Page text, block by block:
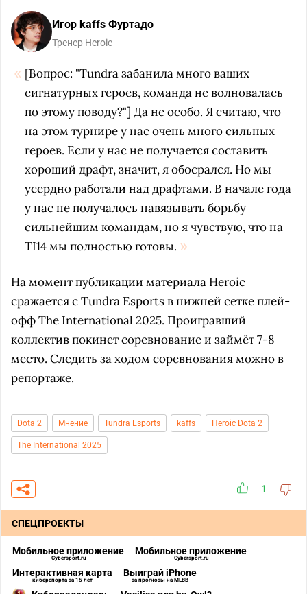
Игор kaffs Фуртадо
Тренер Heroic
[Вопрос: "Tundra забанила много ваших
сигнатурных героев, команда не волновалась
по этому поводу?"] Да не особо. Я считаю, что
на этом турнире у нас очень много сильных
героев. Если у нас не получается составить
хороший драфт, значит, я обосрался. Но мы
усердно работали над драфтами. В начале года
у нас не получалось навязывать борьбу
сильнейшим командам, но я чувствую, что на
TI14 мы полностью готовы.
На момент публикации материала Heroic
сражается с Tundra Esports в нижней сетке плей-
офф The International 2025. Проигравший
коллектив покинет соревнование и займёт 7-8
место. Следить за ходом соревнования можно в
репортаже.
Dota 2 Мнение Tundra Esports kaffs Heroic Dota 2
The International 2025
1
СПЕЦПРОЕКТЫ
Мобильное приложение
Cybersport.ru
Мобильное приложение
Cybersport.ru
Интерактивная карта
киберспорта за 15 лет
Выиграй iPhone
за прогнозы на MLBB